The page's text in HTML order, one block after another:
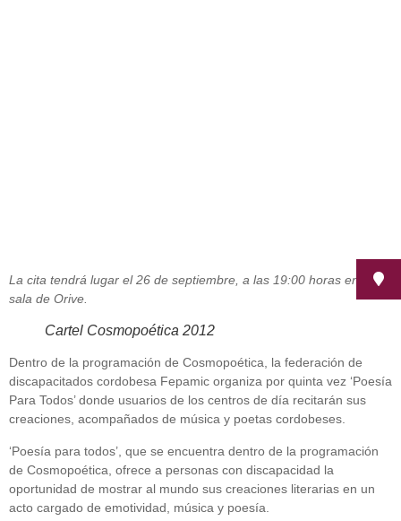
La cita tendrá lugar el 26 de septiembre, a las 19:00 horas en la
sala de Orive.
Cartel Cosmopoética 2012
Dentro de la programación de Cosmopoética, la federación de
discapacitados cordobesa Fepamic organiza por quinta vez ‘Poesía
Para Todos’ donde usuarios de los centros de día recitarán sus
creaciones, acompañados de música y poetas cordobeses.
‘Poesía para todos’, que se encuentra dentro de la programación
de Cosmopoética, ofrece a personas con discapacidad la
oportunidad de mostrar al mundo sus creaciones literarias en un
acto cargado de emotividad, música y poesía.